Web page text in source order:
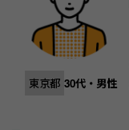
東京都 30代・男性